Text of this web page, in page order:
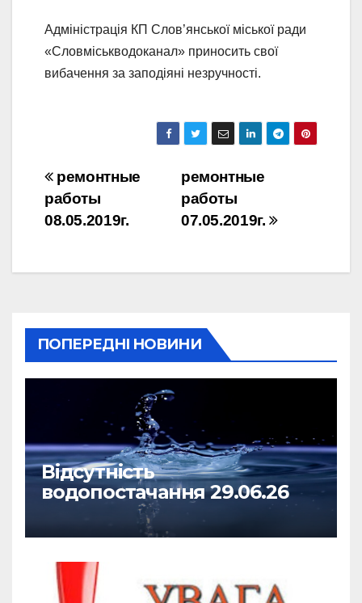
Адміністрація КП Слов’янської міської ради
«Словміськводоканал» приносить свої
вибачення за заподіяні незручності.
Навігація
записів
ремонтные
работы
07.05.2019г.
ремонтные
работы
08.05.2019г.
ПОПЕРЕДНІ НОВИНИ
Відсутність
водопостачання 29.06.26